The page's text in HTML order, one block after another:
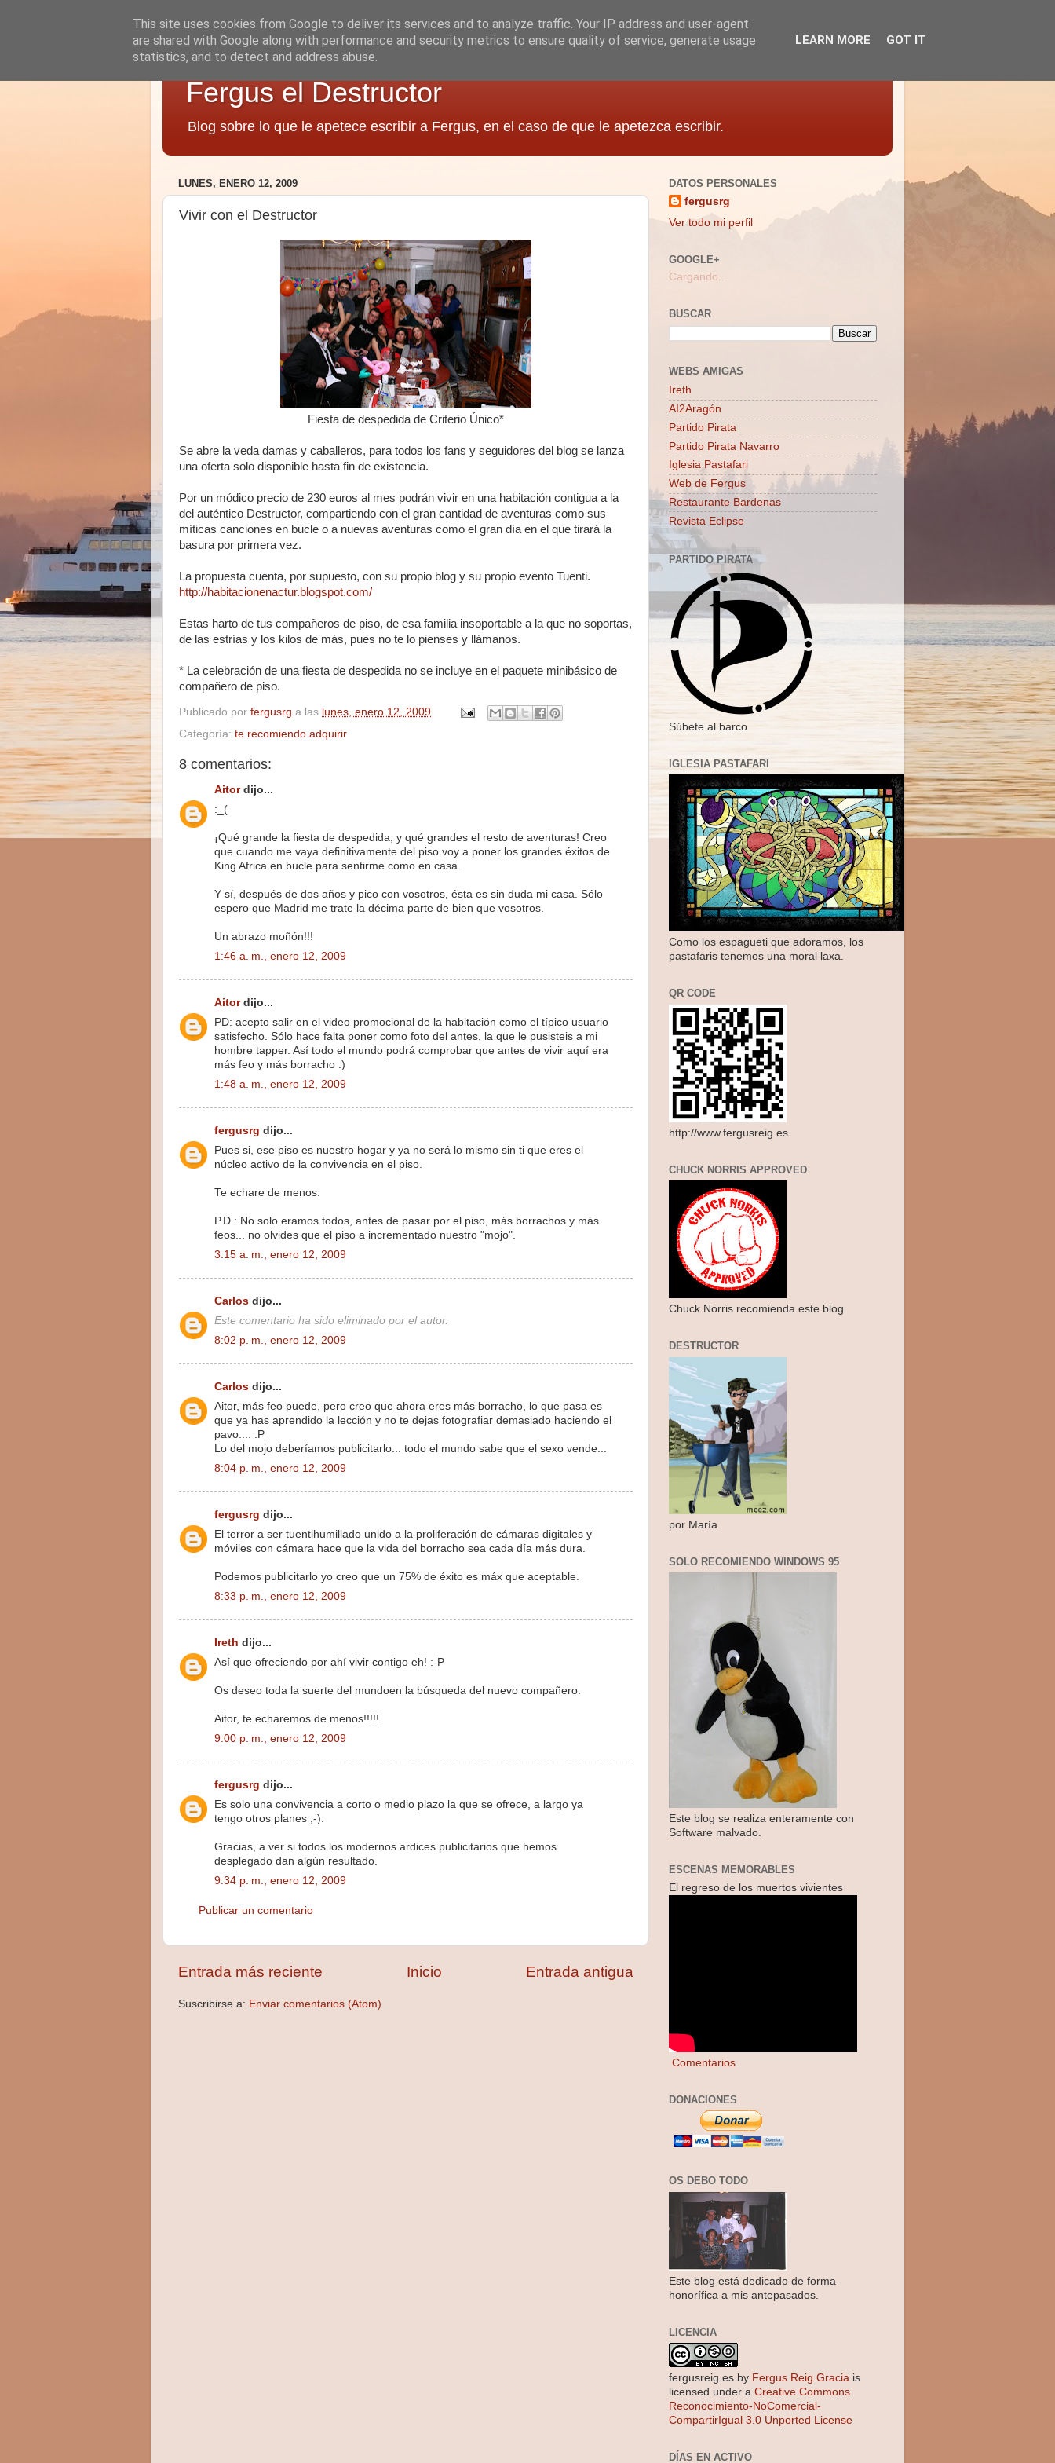
Fergus el Destructor
Blog sobre lo que le apetece escribir a Fergus, en el caso de que le apetezca escribir.
LUNES, ENERO 12, 2009
Vivir con el Destructor
Fiesta de despedida de Criterio Único*
Se abre la veda damas y caballeros, para todos los fans y seguidores del blog se lanza
una oferta solo disponible hasta fin de existencia.
Por un módico precio de 230 euros al mes podrán vivir en una habitación contigua a la
del auténtico Destructor, compartiendo con el gran cantidad de aventuras como sus
míticas canciones en bucle o a nuevas aventuras como el gran día en el que tirará la
basura por primera vez.
La propuesta cuenta, por supuesto, con su propio blog y su propio evento Tuenti.
http://habitacionenactur.blogspot.com/
Estas harto de tus compañeros de piso, de esa familia insoportable a la que no soportas,
de las estrías y los kilos de más, pues no te lo pienses y llámanos.
* La celebración de una fiesta de despedida no se incluye en el paquete minibásico de
compañero de piso.
Publicado por fergusrg a las lunes, enero 12, 2009
Categoría: te recomiendo adquirir
8 comentarios:
Aitordijo...
:_(
¡Qué grande la fiesta de despedida, y qué grandes el resto de aventuras! Creo
que cuando me vaya definitivamente del piso voy a poner los grandes éxitos de
King Africa en bucle para sentirme como en casa.
Y sí, después de dos años y pico con vosotros, ésta es sin duda mi casa. Sólo
espero que Madrid me trate la décima parte de bien que vosotros.
Un abrazo moñón!!!
1:46 a. m., enero 12, 2009
Aitordijo...
PD: acepto salir en el video promocional de la habitación como el típico usuario
satisfecho. Sólo hace falta poner como foto del antes, la que le pusisteis a mi
hombre tapper. Así todo el mundo podrá comprobar que antes de vivir aquí era
más feo y más borracho :)
1:48 a. m., enero 12, 2009
fergusrg dijo...
Pues si, ese piso es nuestro hogar y ya no será lo mismo sin ti que eres el
núcleo activo de la convivencia en el piso.
Te echare de menos.
P.D.: No solo eramos todos, antes de pasar por el piso, más borrachos y más
feos... no olvides que el piso a incrementado nuestro "mojo".
3:15 a. m., enero 12, 2009
Carlos dijo...
Este comentario ha sido eliminado por el autor.
8:02 p. m., enero 12, 2009
Carlos dijo...
Aitor, más feo puede, pero creo que ahora eres más borracho, lo que pasa es
que ya has aprendido la lección y no te dejas fotografiar demasiado haciendo el
pavo.... :P
Lo del mojo deberíamos publicitarlo... todo el mundo sabe que el sexo vende...
8:04 p. m., enero 12, 2009
fergusrg dijo...
El terror a ser tuentihumillado unido a la proliferación de cámaras digitales y
móviles con cámara hace que la vida del borracho sea cada día más dura.
Podemos publicitarlo yo creo que un 75% de éxito es máx que aceptable.
8:33 p. m., enero 12, 2009
Ireth dijo...
Así que ofreciendo por ahí vivir contigo eh! :-P
Os deseo toda la suerte del mundoen la búsqueda del nuevo compañero.
Aitor, te echaremos de menos!!!!!
9:00 p. m., enero 12, 2009
fergusrg dijo...
Es solo una convivencia a corto o medio plazo la que se ofrece, a largo ya
tengo otros planes ;-).
Gracias, a ver si todos los modernos ardices publicitarios que hemos
desplegado dan algún resultado.
9:34 p. m., enero 12, 2009
Publicar un comentario
Entrada más reciente Entrada antigua
Inicio
Suscribirse a: Enviar comentarios (Atom)
DATOS PERSONALES
fergusrg
Ver todo mi perfil
GOOGLE+
Cargando...
BUSCAR
WEBS AMIGAS
Ireth
AI2Aragón
Partido Pirata
Partido Pirata Navarro
Iglesia Pastafari
Web de Fergus
Restaurante Bardenas
Revista Eclipse
PARTIDO PIRATA
Súbete al barco
IGLESIA PASTAFARI
Como los espagueti que adoramos, los
pastafaris tenemos una moral laxa.
QR CODE
http://www.fergusreig.es
CHUCK NORRIS APPROVED
Chuck Norris recomienda este blog
DESTRUCTOR
por María
SOLO RECOMIENDO WINDOWS 95
Este blog se realiza enteramente con
Software malvado.
ESCENAS MEMORABLES
El regreso de los muertos vivientes
Comentarios
DONACIONES
OS DEBO TODO
Este blog está dedicado de forma
honorífica a mis antepasados.
LICENCIA
fergusreig.es by Fergus Reig Gracia is
licensed under a Creative Commons
Reconocimiento-NoComercial-
CompartirIgual 3.0 Unported License
DÍAS EN ACTIVO
This site uses cookies from Google to deliver its services and to analyze traffic. Your IP address and user-agent
are shared with Google along with performance and security metrics to ensure quality of service, generate usage
statistics, and to detect and address abuse.
LEARN MORE GOT IT